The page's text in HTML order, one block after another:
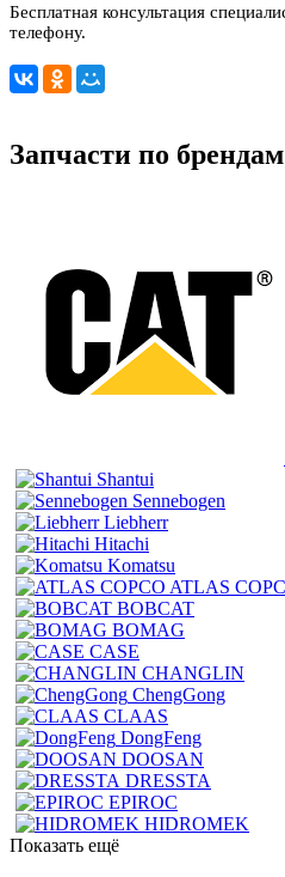
Бесплатная консультация
телефону.
Запчасти по брендам
Shantui
Sennebogen
Liebherr
Hitachi
Komatsu
ATLAS
BOBCAT
BOMAG
CASE
CHANGLIN
ChengGong
CLAAS
DongFeng
DOOSAN
DRESSTA
EPIROC
HIDROMEK
Показать ещё